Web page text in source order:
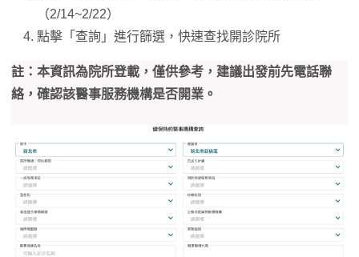
（2/14~2/22）
點擊「查詢」進行篩選，快速查找開診院所
註：本資訊為院所登載，僅供參考，建議出發前先電話聯
絡，確認該醫事服務機構是否開業。